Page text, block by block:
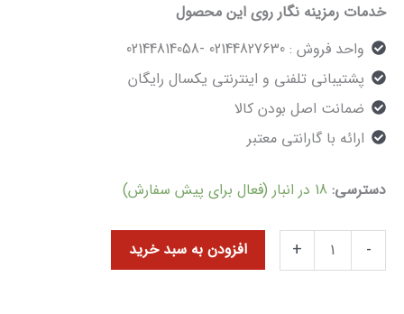
خدمات رمزینه نگار روی این محصول
واحد فروش : 02144827630 -02144814058
پشتیبانی تلفنی و اینترنتی یکسال رایگان
ضمانت اصل بودن کالا
ارائه با گارانتی معتبر
دسترسی: 18 در انبار (فعال برای پیش سفارش)
-
+ افزودن به سبد خرید